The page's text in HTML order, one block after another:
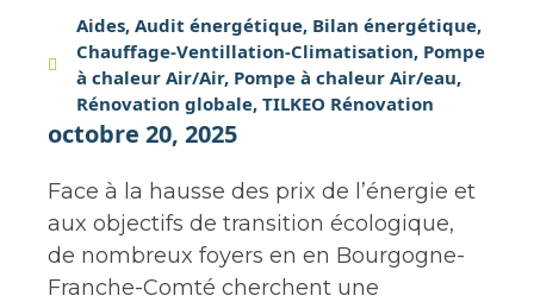
Aides, Audit énergétique, Bilan énergétique,
Chauffage-Ventillation-Climatisation, Pompe
à chaleur Air/Air, Pompe à chaleur Air/eau,
Rénovation globale, TILKEO Rénovation
octobre 20, 2025
Face à la hausse des prix de l’énergie et
aux objectifs de transition écologique,
de nombreux foyers en en Bourgogne-
Franche-Comté cherchent une